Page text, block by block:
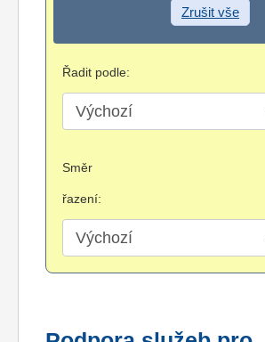
Zrušit vše
Řadit podle:
Směr
řazení: